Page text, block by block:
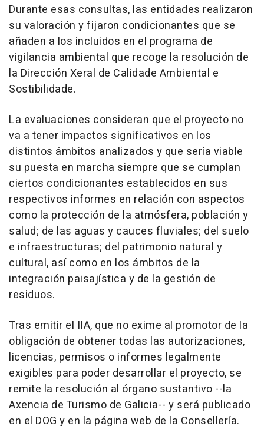
Durante esas consultas, las entidades realizaron
su valoración y fijaron condicionantes que se
añaden a los incluidos en el programa de
vigilancia ambiental que recoge la resolución de
la Dirección Xeral de Calidade Ambiental e
Sostibilidade.
La evaluaciones consideran que el proyecto no
va a tener impactos significativos en los
distintos ámbitos analizados y que sería viable
su puesta en marcha siempre que se cumplan
ciertos condicionantes establecidos en sus
respectivos informes en relación con aspectos
como la protección de la atmósfera, población y
salud; de las aguas y cauces fluviales; del suelo
e infraestructuras; del patrimonio natural y
cultural, así como en los ámbitos de la
integración paisajística y de la gestión de
residuos.
Tras emitir el IIA, que no exime al promotor de la
obligación de obtener todas las autorizaciones,
licencias, permisos o informes legalmente
exigibles para poder desarrollar el proyecto, se
remite la resolución al órgano sustantivo --la
Axencia de Turismo de Galicia-- y será publicado
en el DOG y en la página web de la Consellería.